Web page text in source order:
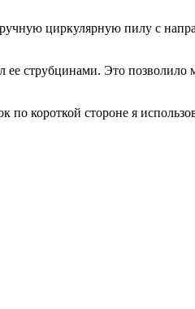
ручную циркулярную пилу с
струбцинами. Это позволило
короткой стороне я